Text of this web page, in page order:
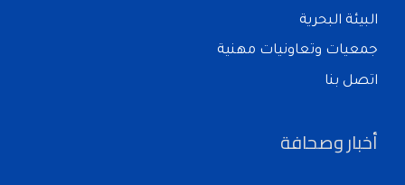
البيئة البحرية
جمعيات وتعاونيات مهنية
اتصل بنا
أخبار وصحافة